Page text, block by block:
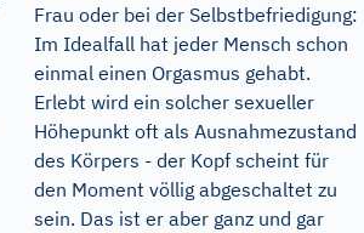
Frau oder bei der Selbstbefriedigung:
Im Idealfall hat jeder Mensch schon
einmal einen Orgasmus gehabt.
Erlebt wird ein solcher sexueller
Höhepunkt oft als Ausnahmezustand
des Körpers - der Kopf scheint für
den Moment völlig abgeschaltet zu
sein. Das ist er aber ganz und gar